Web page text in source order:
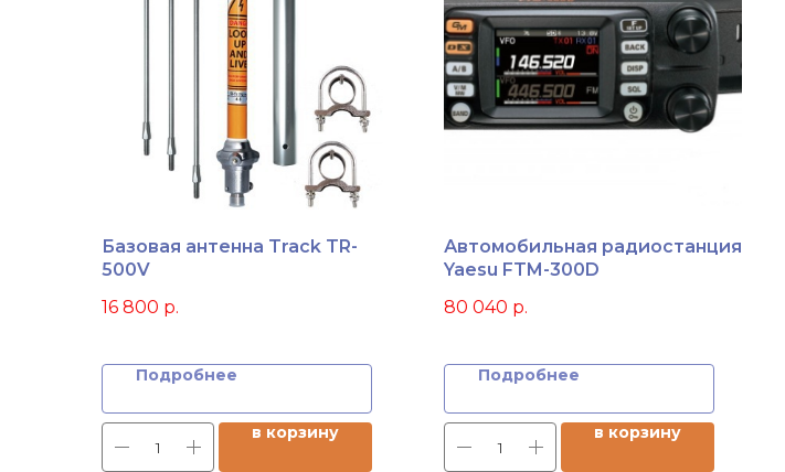
Базовая антенна Track TR-
500V
16 800 р.
Подробнее
в корзину
Автомобильная радиостанция
Yaesu FTM-300D
80 040 р.
Подробнее
в корзину